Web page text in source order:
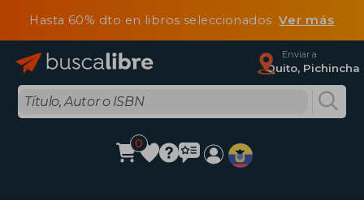
Hasta 60% dto en libros seleccionadosVer más
Enviar a
Quito, Pichincha
0